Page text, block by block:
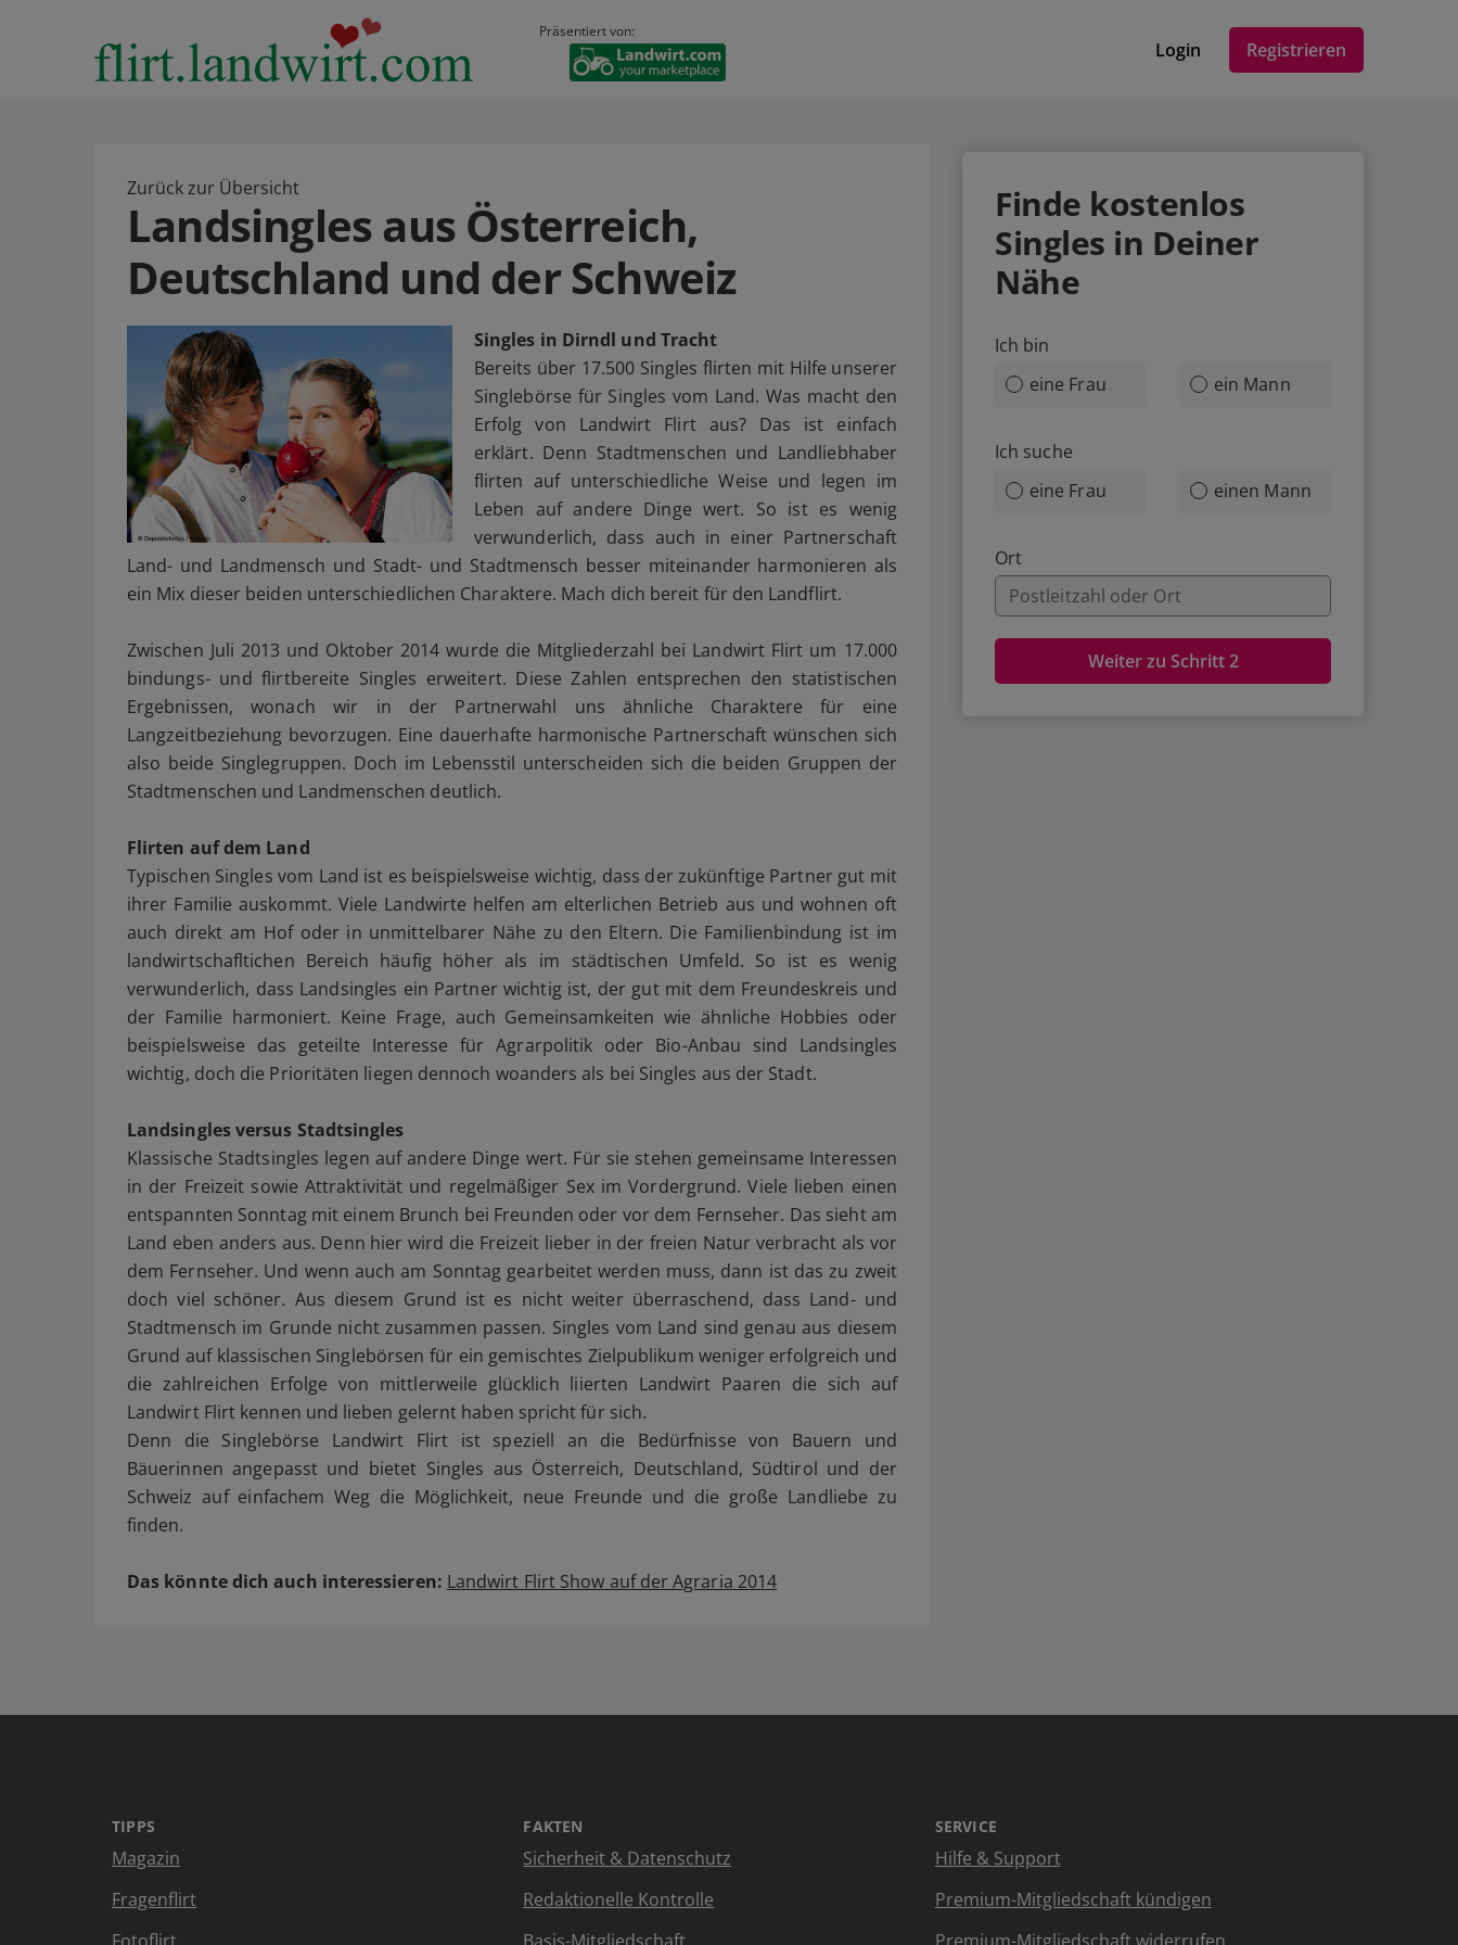
Präsentiert von:
Login Registrieren
Zurück zur Übersicht
Landsingles aus Österreich,
Deutschland und der Schweiz
Singles in Dirndl und Tracht
Bereits über 17.500 Singles flirten mit Hilfe unserer
Singlebörse für Singles vom Land. Was macht den
Erfolg von Landwirt Flirt aus? Das ist einfach
erklärt. Denn Stadtmenschen und Landliebhaber
flirten auf unterschiedliche Weise und legen im
Leben auf andere Dinge wert. So ist es wenig
verwunderlich, dass auch in einer Partnerschaft
Land- und Landmensch und Stadt- und Stadtmensch besser miteinander harmonieren als
ein Mix dieser beiden unterschiedlichen Charaktere. Mach dich bereit für den Landflirt.
Zwischen Juli 2013 und Oktober 2014 wurde die Mitgliederzahl bei Landwirt Flirt um 17.000
bindungs- und flirtbereite Singles erweitert. Diese Zahlen entsprechen den statistischen
Ergebnissen, wonach wir in der Partnerwahl uns ähnliche Charaktere für eine
Langzeitbeziehung bevorzugen. Eine dauerhafte harmonische Partnerschaft wünschen sich
also beide Singlegruppen. Doch im Lebensstil unterscheiden sich die beiden Gruppen der
Stadtmenschen und Landmenschen deutlich.
Flirten auf dem Land
Typischen Singles vom Land ist es beispielsweise wichtig, dass der zukünftige Partner gut mit
ihrer Familie auskommt. Viele Landwirte helfen am elterlichen Betrieb aus und wohnen oft
auch direkt am Hof oder in unmittelbarer Nähe zu den Eltern. Die Familienbindung ist im
landwirtschafltichen Bereich häufig höher als im städtischen Umfeld. So ist es wenig
verwunderlich, dass Landsingles ein Partner wichtig ist, der gut mit dem Freundeskreis und
der Familie harmoniert. Keine Frage, auch Gemeinsamkeiten wie ähnliche Hobbies oder
beispielsweise das geteilte Interesse für Agrarpolitik oder Bio-Anbau sind Landsingles
wichtig, doch die Prioritäten liegen dennoch woanders als bei Singles aus der Stadt.
Landsingles versus Stadtsingles
Klassische Stadtsingles legen auf andere Dinge wert. Für sie stehen gemeinsame Interessen
in der Freizeit sowie Attraktivität und regelmäßiger Sex im Vordergrund. Viele lieben einen
entspannten Sonntag mit einem Brunch bei Freunden oder vor dem Fernseher. Das sieht am
Land eben anders aus. Denn hier wird die Freizeit lieber in der freien Natur verbracht als vor
dem Fernseher. Und wenn auch am Sonntag gearbeitet werden muss, dann ist das zu zweit
doch viel schöner. Aus diesem Grund ist es nicht weiter überraschend, dass Land- und
Stadtmensch im Grunde nicht zusammen passen. Singles vom Land sind genau aus diesem
Grund auf klassischen Singlebörsen für ein gemischtes Zielpublikum weniger erfolgreich und
die zahlreichen Erfolge von mittlerweile glücklich liierten Landwirt Paaren die sich auf
Landwirt Flirt kennen und lieben gelernt haben spricht für sich.
Denn die Singlebörse Landwirt Flirt ist speziell an die Bedürfnisse von Bauern und
Bäuerinnen angepasst und bietet Singles aus Österreich, Deutschland, Südtirol und der
Schweiz auf einfachem Weg die Möglichkeit, neue Freunde und die große Landliebe zu
finden.
Das könnte dich auch interessieren: Landwirt Flirt Show auf der Agraria 2014
Finde kostenlos
Singles in Deiner
Nähe
Ich bin
eine Frau
ein Mann
Ich suche
eine Frau
einen Mann
Ort
Weiter zu Schritt 2
TIPPS
Magazin
Fragenflirt
FAKTEN
Sicherheit & Datenschutz
Redaktionelle Kontrolle
SERVICE
Hilfe & Support
Premium-Mitgliedschaft kündigen